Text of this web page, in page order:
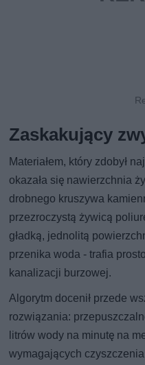
Zaskakujący
Materiałem, który zdobył
okazała się nawierzchnia
drobnego kruszywa
przezroczystą żywicą
gładką, jednolitą
przenika woda - trafia
kanalizacji burzowej.
Algorytm docenił przede
rozwiązania:
litrów wody na minutę na
wymagających